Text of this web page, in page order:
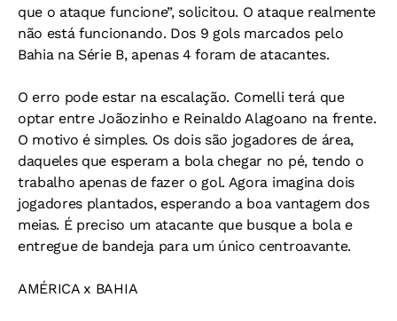
que o ataque funcione”, solicitou. O ataque realmente
não está funcionando. Dos 9 gols marcados pelo
Bahia na Série B, apenas 4 foram de atacantes.
O erro pode estar na escalação. Comelli terá que
optar entre Joãozinho e Reinaldo Alagoano na frente.
O motivo é simples. Os dois são jogadores de área,
daqueles que esperam a bola chegar no pé, tendo o
trabalho apenas de fazer o gol. Agora imagina dois
jogadores plantados, esperando a boa vantagem dos
meias. É preciso um atacante que busque a bola e
entregue de bandeja para um único centroavante.
AMÉRICA x BAHIA